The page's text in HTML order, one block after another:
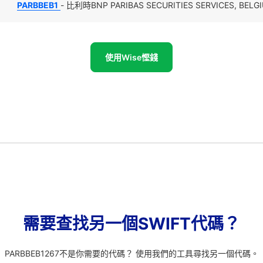
PARBBEB1 - 比利時BNP PARIBAS SECURITIES SERVICES,
使用Wise慳錢
需要查找另一個SWIFT代碼？
PARBBEB1267不是你需要的代碼？ 使用我們的工具尋找另一個代碼。